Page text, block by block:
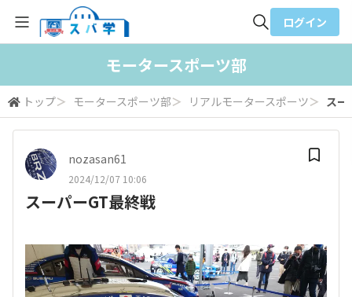
検索
ログイン
モータースポーツ部
トップ＞ モータースポーツ部＞ リアルモータースポーツ＞ スー
nozasan61
2024/12/07 10:06
スーパーGT最終戦